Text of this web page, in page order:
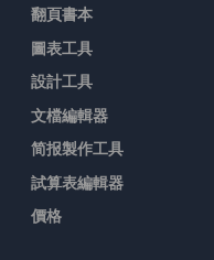
翻頁書本
圖表工具
設計工具
文檔編輯器
简报製作工具
試算表編輯器
價格